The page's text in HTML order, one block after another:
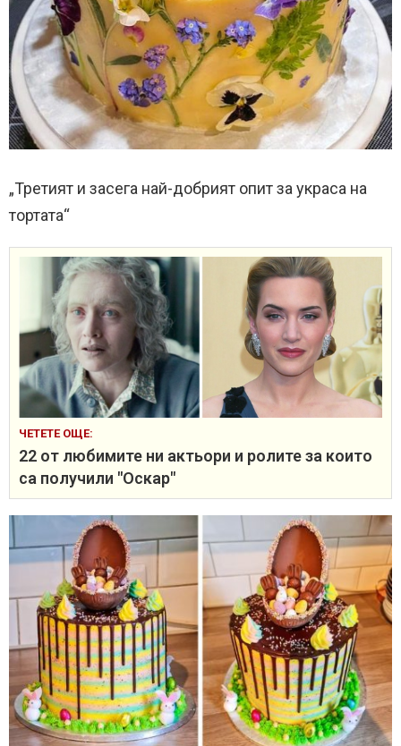
„Третият и засега най-добрият опит за украса на
тортата“
ЧЕТЕТЕ ОЩЕ:
22 от любимите ни актьори и ролите за които
са получили "Оскар"